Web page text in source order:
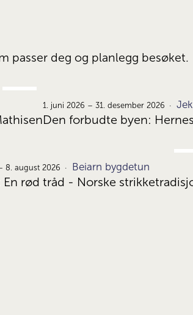
passer deg og planlegg besøket.
1. juni 2026 – 31. desember 2026
Den forbudte byen:
8. august 2026 Beiarn bygdetun
rød tråd - Norske